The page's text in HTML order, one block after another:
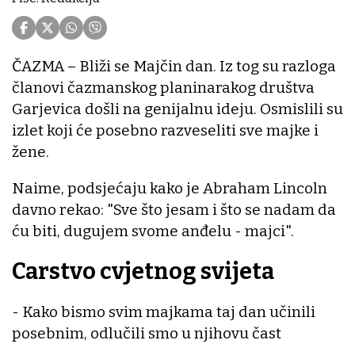
ČAZMA – Bliži se Majčin dan. Iz tog su razloga
članovi čazmanskog planinarakog društva
Garjevica došli na genijalnu ideju. Osmislili su
izlet koji će posebno razveseliti sve majke i
žene.
Naime, podsjećaju kako je Abraham Lincoln
davno rekao: "Sve što jesam i što se nadam da
ću biti, dugujem svome anđelu - majci".
Carstvo cvjetnog svijeta
- Kako bismo svim majkama taj dan učinili
posebnim, odlučili smo u njihovu čast